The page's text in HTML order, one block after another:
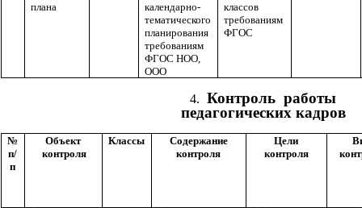
плана
календарно-
тематического
планирования
требованиям
ФГОС НОО,
ООО
классов
требованиям
ФГОС
Контроль работы
педагогических кадров
№
п/
п
Объект
контроля
Классы
Содержание
контроля
Цели
контроля